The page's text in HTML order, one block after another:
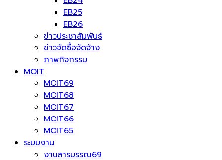
EB25
EB26
ข่าวประชาสัมพันธ์
ข่าวจัดซื้อจัดจ้าง
ภาพกิจกรรม
MOIT
MOIT69
MOIT68
MOIT67
MOIT66
MOIT65
ระบบงาน
งานสารบรรณ69